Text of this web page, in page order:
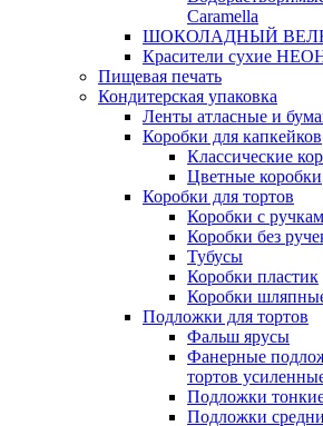
Caramella
ШОКОЛАДНЫЙ
Красители сухие
Пищевая печать
Кондитерская упаковка
Ленты атласные и
Коробки для капкейков
Классические
Цветные коробки
Коробки для тортов
Коробки с
Коробки без
Тубусы
Коробки пластик
Коробки
Подложки для тортов
Фальш ярусы
Фанерные
тортов
Подложки
Подложки